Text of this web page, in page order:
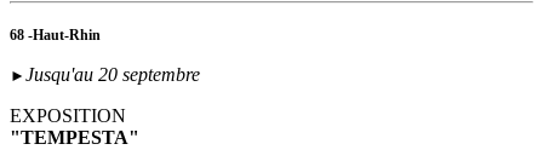
68 -Haut-Rhin
► Jusqu'au 20 septembre
EXPOSITION
"TEMPESTA"